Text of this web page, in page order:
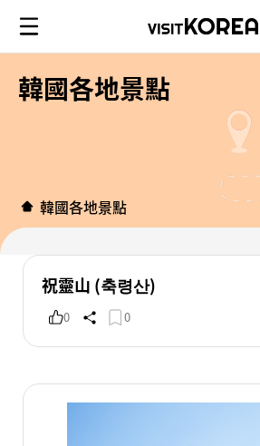
韓國各地景點
韓國各地景點
祝靈山 (축령산)
0 0